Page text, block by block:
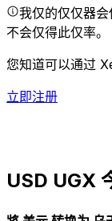
我仅的仅仅器
不会仅得此仅率。
您知道可以通过
立即注册
USD UGX